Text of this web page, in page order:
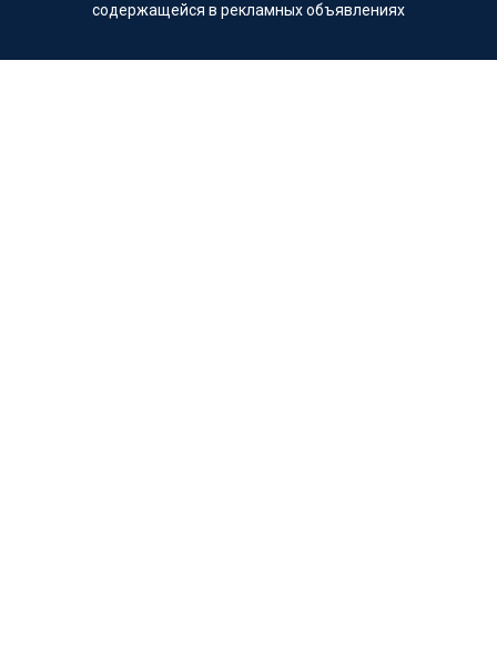
содержащейся в рекламных объявлениях